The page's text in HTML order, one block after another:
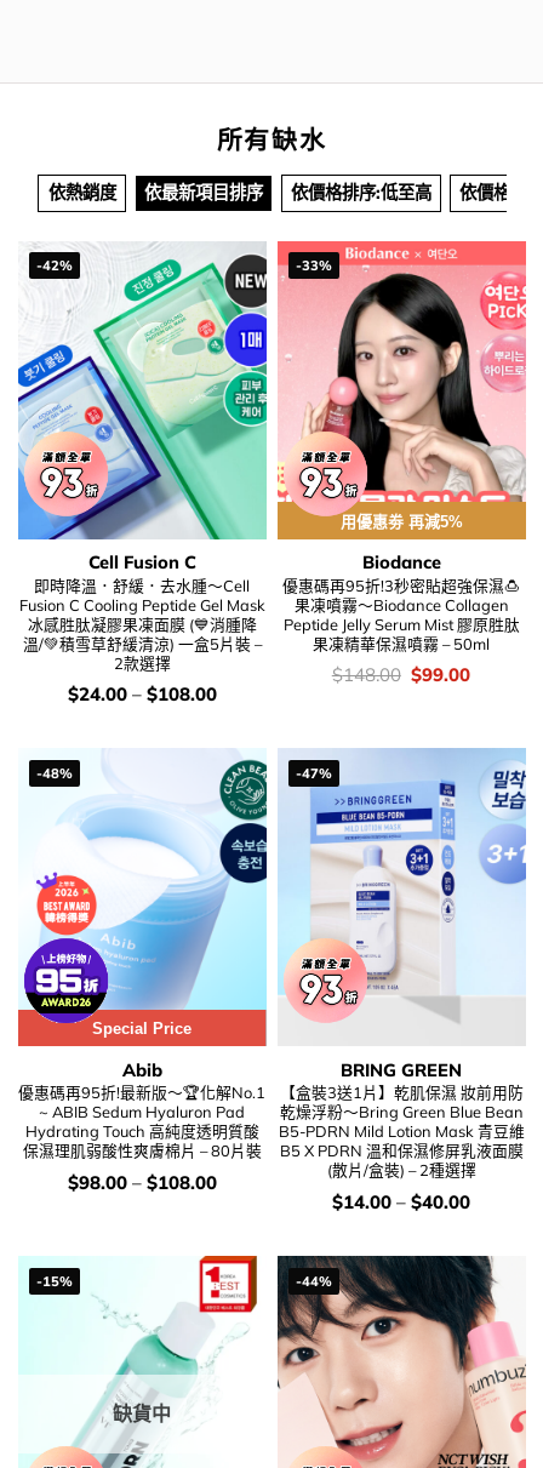
所有缺水
依熱銷度 依最新項目排序 依價格排序:低至高 依價格排
-42%
Cell Fusion C
即時降溫．舒緩．去水腫～Cell
Fusion C Cooling Peptide Gel Mask
冰感胜肽凝膠果凍面膜 (💙消腫降
溫/💚積雪草舒緩清涼) 一盒5片裝 –
2款選擇
價
錢：
$24.00– $108.00
-33%
用優惠劵 再減5%
Biodance
優惠碼再95折!3秒密貼超強保濕🍮
果凍噴霧～Biodance Collagen
Peptide Jelly Serum Mist 膠原胜肽
果凍精華保濕噴霧 – 50ml
價
錢：
$148.00 Original
price
$99.00Current
-48%
Special Price
Abib
優惠碼再95折!最新版～🏆化解No.1
~ ABIB Sedum Hyaluron Pad
Hydrating Touch 高純度透明質酸
保濕理肌弱酸性爽膚棉片 – 80片裝
價
錢：
$98.00– $108.00
-47%
BRING GREEN
【盒裝3送1片】乾肌保濕 妝前用防
乾燥浮粉～Bring Green Blue Bean
B5-PDRN Mild Lotion Mask 青豆維
B5 X PDRN 溫和保濕修屏乳液面膜
(散片/盒裝) – 2種選擇
價
錢：
$14.00 – $40.00
-15%
缺貨中
-44%